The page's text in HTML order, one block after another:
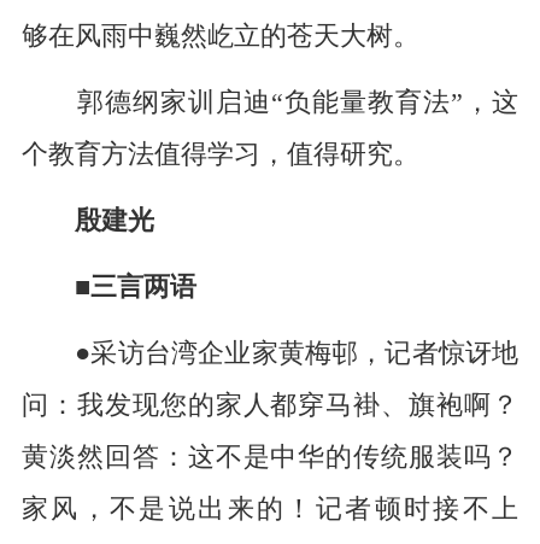
够在风雨中巍然屹立的苍天大树。
郭德纲家训启迪“负能量教育法”，这
个教育方法值得学习，值得研究。
殷建光
■三言两语
●采访台湾企业家黄梅邨，记者惊讶地
问：我发现您的家人都穿马褂、旗袍啊？
黄淡然回答：这不是中华的传统服装吗？
家风，不是说出来的！记者顿时接不上